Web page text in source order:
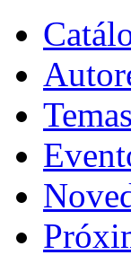
Temas